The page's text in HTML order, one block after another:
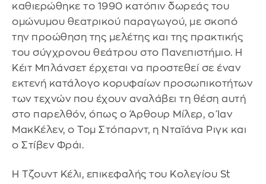
καθιερώθηκε το 1990 κατόπιν δωρεάς του
ομώνυμου θεατρικού παραγωγού, με σκοπό
την προώθηση της μελέτης και της πρακτικής
του σύγχρονου θεάτρου στο Πανεπιστήμιο. Η
Κέιτ Μπλάνσετ έρχεται να προστεθεί σε έναν
εκτενή κατάλογο κορυφαίων προσωπικοτήτων
των τεχνών που έχουν αναλάβει τη θέση αυτή
στο παρελθόν, όπως ο Άρθουρ Μίλερ, ο Ίαν
ΜακΚέλεν, ο Τομ Στόπαρντ, η Νταϊάνα Ριγκ και
ο Στίβεν Φράι.
Η Τζουντ Κέλι, επικεφαλής του Κολεγίου St